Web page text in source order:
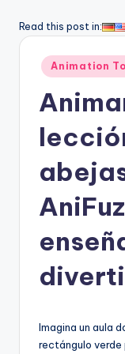
a
o
Read this post in:
Publicado
en
Animation
Imagina un aula
rectángulo verde